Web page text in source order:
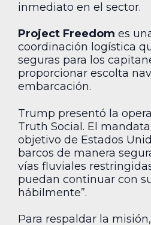
inmediato en el sector.
Project Freedom es
coordinación logística
seguras para los
proporcionar escolta
embarcación.
Trump presentó la
Truth Social. El
objetivo de Estados
barcos de manera
vías fluviales
puedan continuar con
hábilmente”.
Para respaldar la